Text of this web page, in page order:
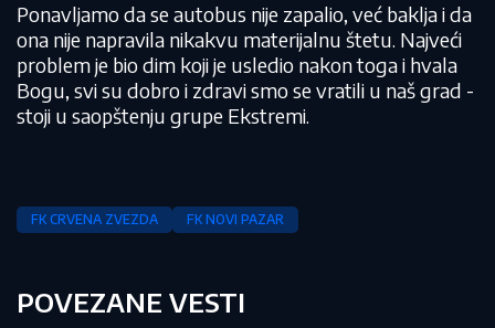
Ponavljamo da se autobus nije zapalio, već baklja i da
ona nije napravila nikakvu materijalnu štetu. Najveći
problem je bio dim koji je usledio nakon toga i hvala
Bogu, svi su dobro i zdravi smo se vratili u naš grad -
stoji u saopštenju grupe Ekstremi.
FK CRVENA ZVEZDA FK NOVI PAZAR
POVEZANE VESTI